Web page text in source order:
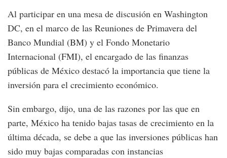
Al participar en una mesa de discusión en Washington
DC, en el marco de las Reuniones de Primavera del
Banco Mundial (BM) y el Fondo Monetario
Internacional (FMI), el encargado de las finanzas
públicas de México destacó la importancia que tiene la
inversión para el crecimiento económico.
Sin embargo, dijo, una de las razones por las que en
parte, México ha tenido bajas tasas de crecimiento en la
última década, se debe a que las inversiones públicas han
sido muy bajas comparadas con instancias